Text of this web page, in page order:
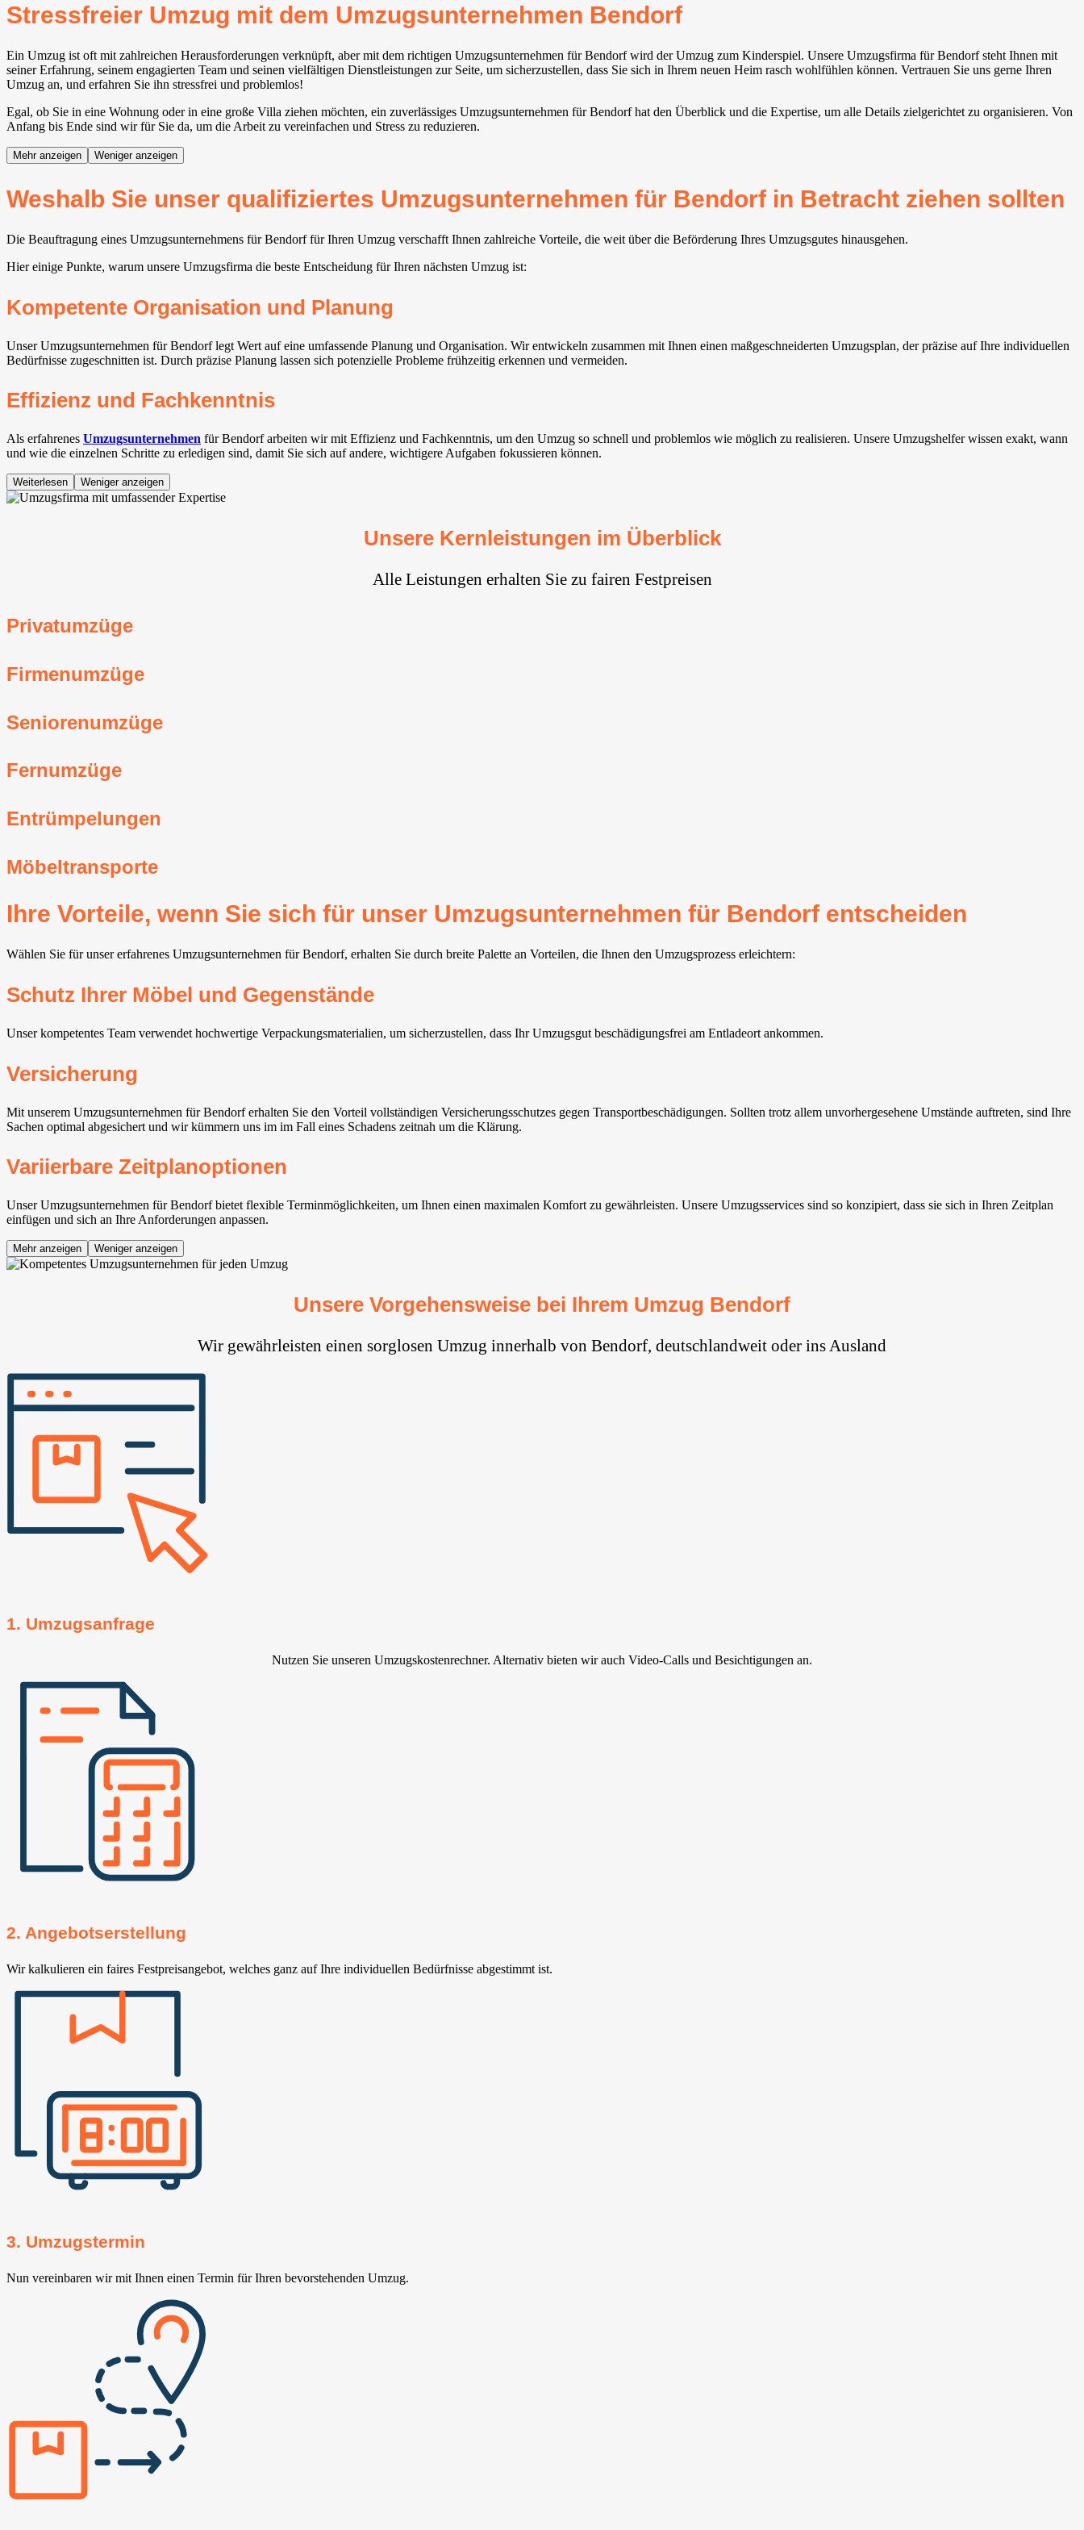
Stressfreier Umzug mit dem Umzugsunternehmen Bendorf
Ein Umzug ist oft mit zahlreichen Herausforderungen verknüpft, aber mit dem richtigen Umzugsunternehmen für Bendorf wird der Umzug zum Kinderspiel. Unsere Umzugsfirma für Bendorf steht Ihnen mit
seiner Erfahrung, seinem engagierten Team und seinen vielfältigen Dienstleistungen zur Seite, um sicherzustellen, dass Sie sich in Ihrem neuen Heim rasch wohlfühlen können. Vertrauen Sie uns gerne Ihren
Umzug an, und erfahren Sie ihn stressfrei und problemlos!
Egal, ob Sie in eine Wohnung oder in eine große Villa ziehen möchten, ein zuverlässiges Umzugsunternehmen für Bendorf hat den Überblick und die Expertise, um alle Details zielgerichtet zu organisieren. Von
Anfang bis Ende sind wir für Sie da, um die Arbeit zu vereinfachen und Stress zu reduzieren.
Mehr anzeigen Weniger anzeigen
Weshalb Sie unser qualifiziertes Umzugsunternehmen für Bendorf in Betracht ziehen sollten
Die Beauftragung eines Umzugsunternehmens für Bendorf für Ihren Umzug verschafft Ihnen zahlreiche Vorteile, die weit über die Beförderung Ihres Umzugsgutes hinausgehen.
Hier einige Punkte, warum unsere Umzugsfirma die beste Entscheidung für Ihren nächsten Umzug ist:
Kompetente Organisation und Planung
Unser Umzugsunternehmen für Bendorf legt Wert auf eine umfassende Planung und Organisation. Wir entwickeln zusammen mit Ihnen einen maßgeschneiderten Umzugsplan, der präzise auf Ihre individuellen
Bedürfnisse zugeschnitten ist. Durch präzise Planung lassen sich potenzielle Probleme frühzeitig erkennen und vermeiden.
Effizienz und Fachkenntnis
Als erfahrenes Umzugsunternehmen für Bendorf arbeiten wir mit Effizienz und Fachkenntnis, um den Umzug so schnell und problemlos wie möglich zu realisieren. Unsere Umzugshelfer wissen exakt, wann
und wie die einzelnen Schritte zu erledigen sind, damit Sie sich auf andere, wichtigere Aufgaben fokussieren können.
Weiterlesen Weniger anzeigen
Unsere Kernleistungen im Überblick
Alle Leistungen erhalten Sie zu fairen Festpreisen
Privatumzüge
Firmenumzüge
Seniorenumzüge
Fernumzüge
Entrümpelungen
Möbeltransporte
Ihre Vorteile, wenn Sie sich für unser Umzugsunternehmen für Bendorf entscheiden
Wählen Sie für unser erfahrenes Umzugsunternehmen für Bendorf, erhalten Sie durch breite Palette an Vorteilen, die Ihnen den Umzugsprozess erleichtern:
Schutz Ihrer Möbel und Gegenstände
Unser kompetentes Team verwendet hochwertige Verpackungsmaterialien, um sicherzustellen, dass Ihr Umzugsgut beschädigungsfrei am Entladeort ankommen.
Versicherung
Mit unserem Umzugsunternehmen für Bendorf erhalten Sie den Vorteil vollständigen Versicherungsschutzes gegen Transportbeschädigungen. Sollten trotz allem unvorhergesehene Umstände auftreten, sind Ihre
Sachen optimal abgesichert und wir kümmern uns im im Fall eines Schadens zeitnah um die Klärung.
Variierbare Zeitplanoptionen
Unser Umzugsunternehmen für Bendorf bietet flexible Terminmöglichkeiten, um Ihnen einen maximalen Komfort zu gewährleisten. Unsere Umzugsservices sind so konzipiert, dass sie sich in Ihren Zeitplan
einfügen und sich an Ihre Anforderungen anpassen.
Mehr anzeigen Weniger anzeigen
Unsere Vorgehensweise bei Ihrem Umzug Bendorf
Wir gewährleisten einen sorglosen Umzug innerhalb von Bendorf, deutschlandweit oder ins Ausland
1. Umzugsanfrage
Nutzen Sie unseren Umzugskostenrechner. Alternativ bieten wir auch Video-Calls und Besichtigungen an.
2. Angebotserstellung
Wir kalkulieren ein faires Festpreisangebot, welches ganz auf Ihre individuellen Bedürfnisse abgestimmt ist.
3. Umzugstermin
Nun vereinbaren wir mit Ihnen einen Termin für Ihren bevorstehenden Umzug.